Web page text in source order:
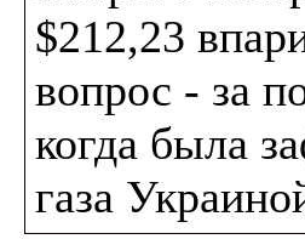
$212,23
вопрос - за
когда была
газа